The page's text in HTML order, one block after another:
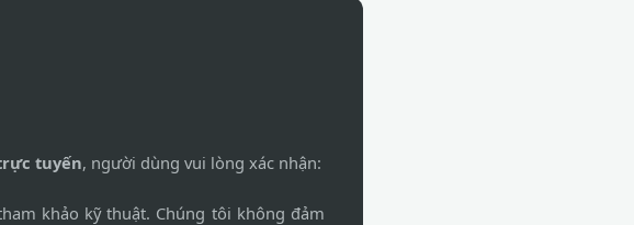
tuyến, người dùng vui lòng xác nhận:
khảo kỹ thuật. Chúng tôi không đảm